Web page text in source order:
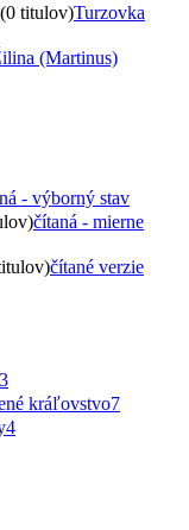
titulov)Turzovka
(Martinus)
- výborný stav
čítaná - mierne
čítané verzie
kráľovstvo7
4